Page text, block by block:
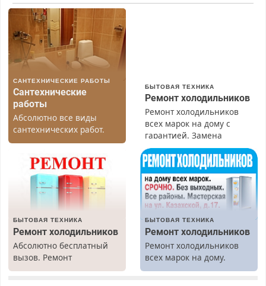
САНТЕХНИЧЕСКИЕ РАБОТЫ
Сантехнические
работы
Абсолютно все виды
сантехнических работ.
Быстро. Качественно.
БЫТОВАЯ ТЕХНИКА
Ремонт холодильников
Ремонт холодильников
всех марок на дому с
гарантией. Замена
резины. Качественно.
Недорого. Без выходных.
Все районы. Скидка.
Вызов бесплатный.
БЫТОВАЯ ТЕХНИКА
Ремонт холодильников
Абсолютно бесплатный
вызов. Ремонт
холодильников всех
БЫТОВАЯ ТЕХНИКА
Ремонт холодильников
Ремонт холодильников
всех марок на дому.